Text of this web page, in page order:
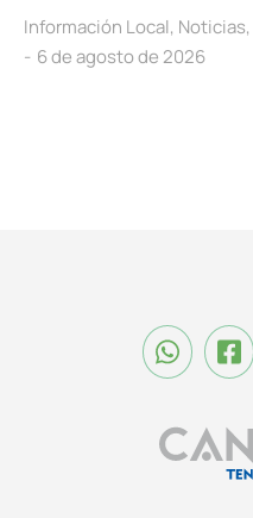
Información Local, Noticias,
6 de agosto de 2026